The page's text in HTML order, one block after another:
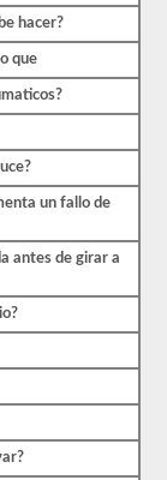
hacer?
que
un fallo de
antes de girar a